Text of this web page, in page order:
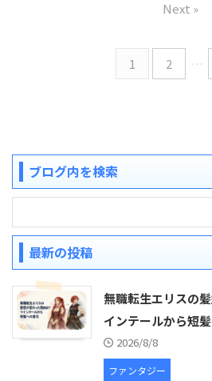
1 2 …
Next »
ブログ内を検索
最新の投稿
無職転生エリスの
インテールから短
2026/8/8
ファンタジー